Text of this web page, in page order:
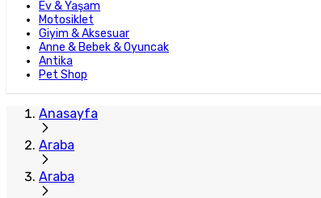
Ev & Yaşam
Motosiklet
Giyim & Aksesuar
Anne & Bebek & Oyuncak
Antika
Pet Shop
Anasayfa
Araba
Araba